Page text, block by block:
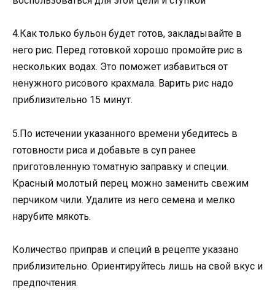
4.Как только бульон будет готов, закладывайте в
него рис. Перед готовкой хорошо промойте рис в
нескольких водах. Это поможет избавиться от
ненужного рисового крахмала. Варить рис надо
приблизительно 15 минут.
5.По истечении указанного времени убедитесь в
готовности риса и добавьте в суп ранее
приготовленную томатную заправку и специи.
Красный молотый перец можно заменить свежим
перчиком чили. Удалите из него семена и мелко
нарубите мякоть.
Количество приправ и специй в рецепте указано
приблизительно. Ориентируйтесь лишь на свой вкус и
предпочтения.